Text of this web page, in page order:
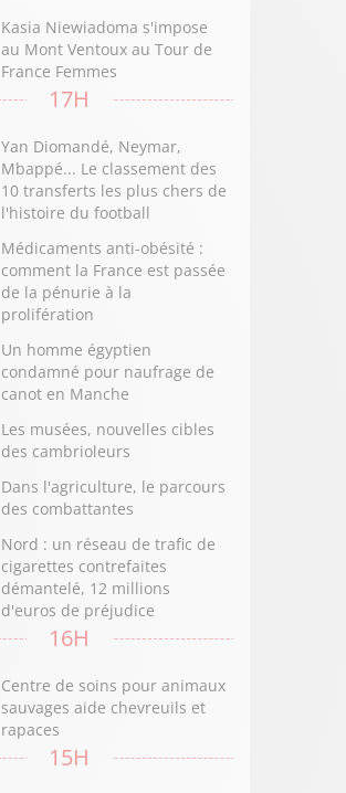
Kasia Niewiadoma s'impose
au Mont Ventoux au Tour de
France Femmes
17H
Yan Diomandé, Neymar,
Mbappé... Le classement des
10 transferts les plus chers de
l'histoire du football
Médicaments anti-obésité :
comment la France est passée
de la pénurie à la
prolifération
Un homme égyptien
condamné pour naufrage de
canot en Manche
Les musées, nouvelles cibles
des cambrioleurs
Dans l'agriculture, le parcours
des combattantes
Nord : un réseau de trafic de
cigarettes contrefaites
démantelé, 12 millions
d'euros de préjudice
16H
Centre de soins pour animaux
sauvages aide chevreuils et
rapaces
15H